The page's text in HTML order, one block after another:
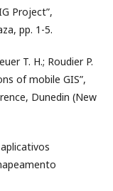
Project”,
pp. 1-5.
T. H.; Roudier P.
of mobile GIS”,
Dunedin (New
aplicativos